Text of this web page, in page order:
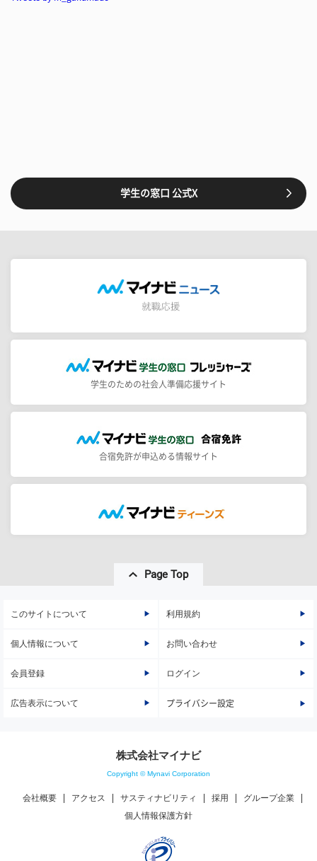
学生の窓口 公式X
学生のための社会人準備応援サイト
合宿免許が申込める情報サイト
Page Top
このサイトについて 利用規約
個人情報について お問い合わせ
会員登録 ログイン
広告表示について プライバシー設定
株式会社マイナビ
Copyright © Mynavi Corporation
会社概要 アクセス サスティナビリティ 採用
グループ企業
個人情報保護方針